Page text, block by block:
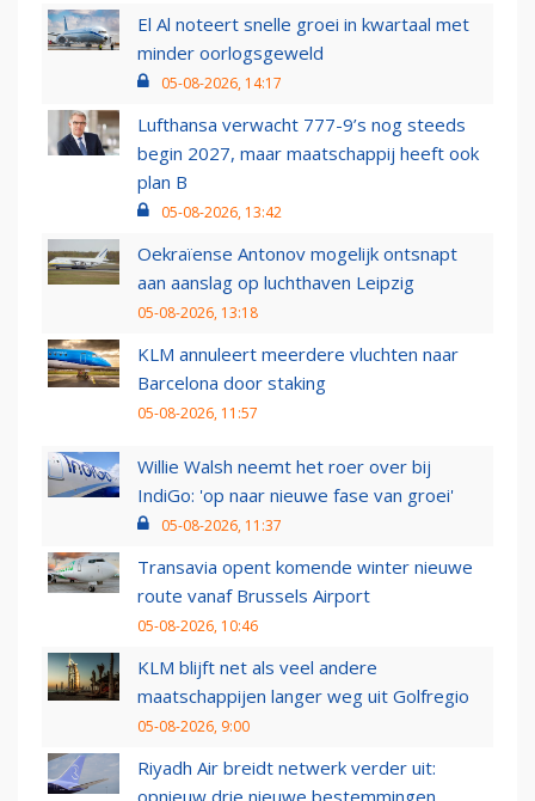
El Al noteert snelle groei in kwartaal met
minder oorlogsgeweld
05-08-2026, 14:17
Lufthansa verwacht 777-9’s nog steeds
begin 2027, maar maatschappij heeft ook
plan B
05-08-2026, 13:42
Oekraïense Antonov mogelijk ontsnapt
aan aanslag op luchthaven Leipzig
05-08-2026, 13:18
KLM annuleert meerdere vluchten naar
Barcelona door staking
05-08-2026, 11:57
Willie Walsh neemt het roer over bij
IndiGo: 'op naar nieuwe fase van groei'
05-08-2026, 11:37
Transavia opent komende winter nieuwe
route vanaf Brussels Airport
05-08-2026, 10:46
KLM blijft net als veel andere
maatschappijen langer weg uit Golfregio
05-08-2026, 9:00
Riyadh Air breidt netwerk verder uit: